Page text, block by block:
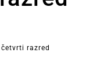
četvrti razred